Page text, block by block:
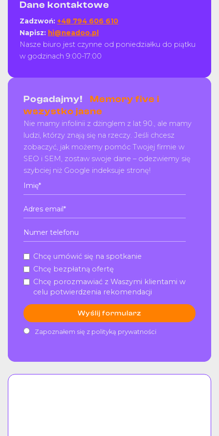
Dane kontaktowe
Zadzwoń: +48 794 606 610
Napisz: hi@neadoo.pl
Nasze biuro jest czynne od poniedziałku do piątku
w godzinach 9:00-17:00
Pogadajmy!
Memory five i
wszystko jasne
Nie mamy infolinii z dżinglem z lat 90., ale mamy
ludzi, którzy znają się na rzeczy. Jeśli chcesz
zobaczyć, jak możemy pomóc Twojej firmie w
SEO i SEM, zostaw swoje dane – odezwiemy się
szybciej niż Google indeksuje stronę!
Chcę umówić się na spotkanie
Chcę bezpłatną ofertę
Chcę porozmawiać z Waszymi klientami w
celu potwierdzenia rekomendacji
Zapoznałem się z polityką prywatności